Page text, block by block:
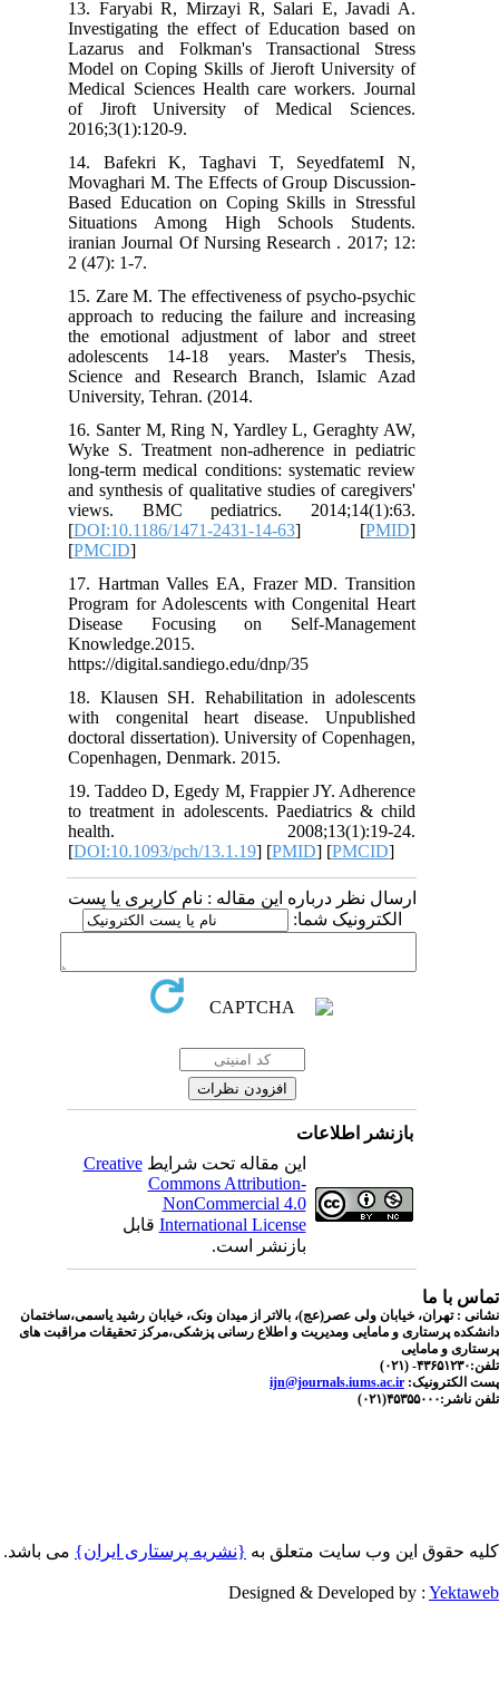
13. Faryabi R, Mirzayi R, Salari E, Javadi A.
Investigating the effect of Education based on
Lazarus and Folkman's Transactional Stress
Model on Coping Skills of Jieroft University of
Medical Sciences Health care workers. Journal
of Jiroft University of Medical Sciences.
2016;3(1):120-9.
14. Bafekri K, Taghavi T, SeyedfatemI N,
Movaghari M. The Effects of Group Discussion-
Based Education on Coping Skills in Stressful
Situations Among High Schools Students.
iranian Journal Of Nursing Research . 2017; 12:
2 (47): 1-7.
15. Zare M. The effectiveness of psycho-psychic
approach to reducing the failure and increasing
the emotional adjustment of labor and street
adolescents 14-18 years. Master's Thesis,
Science and Research Branch, Islamic Azad
University, Tehran. (2014.
16. Santer M, Ring N, Yardley L, Geraghty AW,
Wyke S. Treatment non-adherence in pediatric
long-term medical conditions: systematic review
and synthesis of qualitative studies of caregivers'
views. BMC pediatrics. 2014;14(1):63.
[DOI:10.1186/1471-2431-14-63 ] [PMID
[PMCID
17. Hartman Valles EA, Frazer MD. Transition
Program for Adolescents with Congenital Heart
Disease Focusing on Self-Management
Knowledge.2015.
https://digital.sandiego.edu/dnp/35
18. Klausen SH. Rehabilitation in adolescents
with congenital heart disease. Unpublished
doctoral dissertation). University of Copenhagen,
Copenhagen, Denmark. 2015.
19. Taddeo D, Egedy M, Frappier JY. Adherence
to treatment in adolescents. Paediatrics & child
health. 2008;13(1):19-24.
[DOI:10.1093/pch/13.1.19] [PMID] [PMCID
ارسال نظر درباره این مقاله : نام کاربری یا پست
الکترونیک شما:
بازنشر اطلاعات
این مقاله تحت شرایطCreative
Commons Attribution-
NonCommercial 4.0
International Licenseقابل
بازنشر است.
با ما
: تهران، خیابان ولی عصر(عج)، بالاتر از میدان ونک، خیابان رشید یاسمی،ساختمان
پرستاری و مامایی ومدیریت و اطلاع رسانی پزشکی،مرکز تحقیقات مراقبت های
و مامایی
(۰۲۱)
الکترونیک:ijn@journals.iums.ac.ir
حقوق این وب سایت متعلق به{نشریه پرستاری ایران}می باشد.
Designed & Developed by :